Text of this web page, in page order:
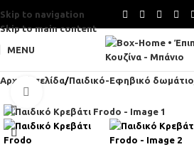
Skip to navigation
Skip to main content
MENU
Αρχική σελίδα Παιδικό-Εφηβικό δωμάτιο